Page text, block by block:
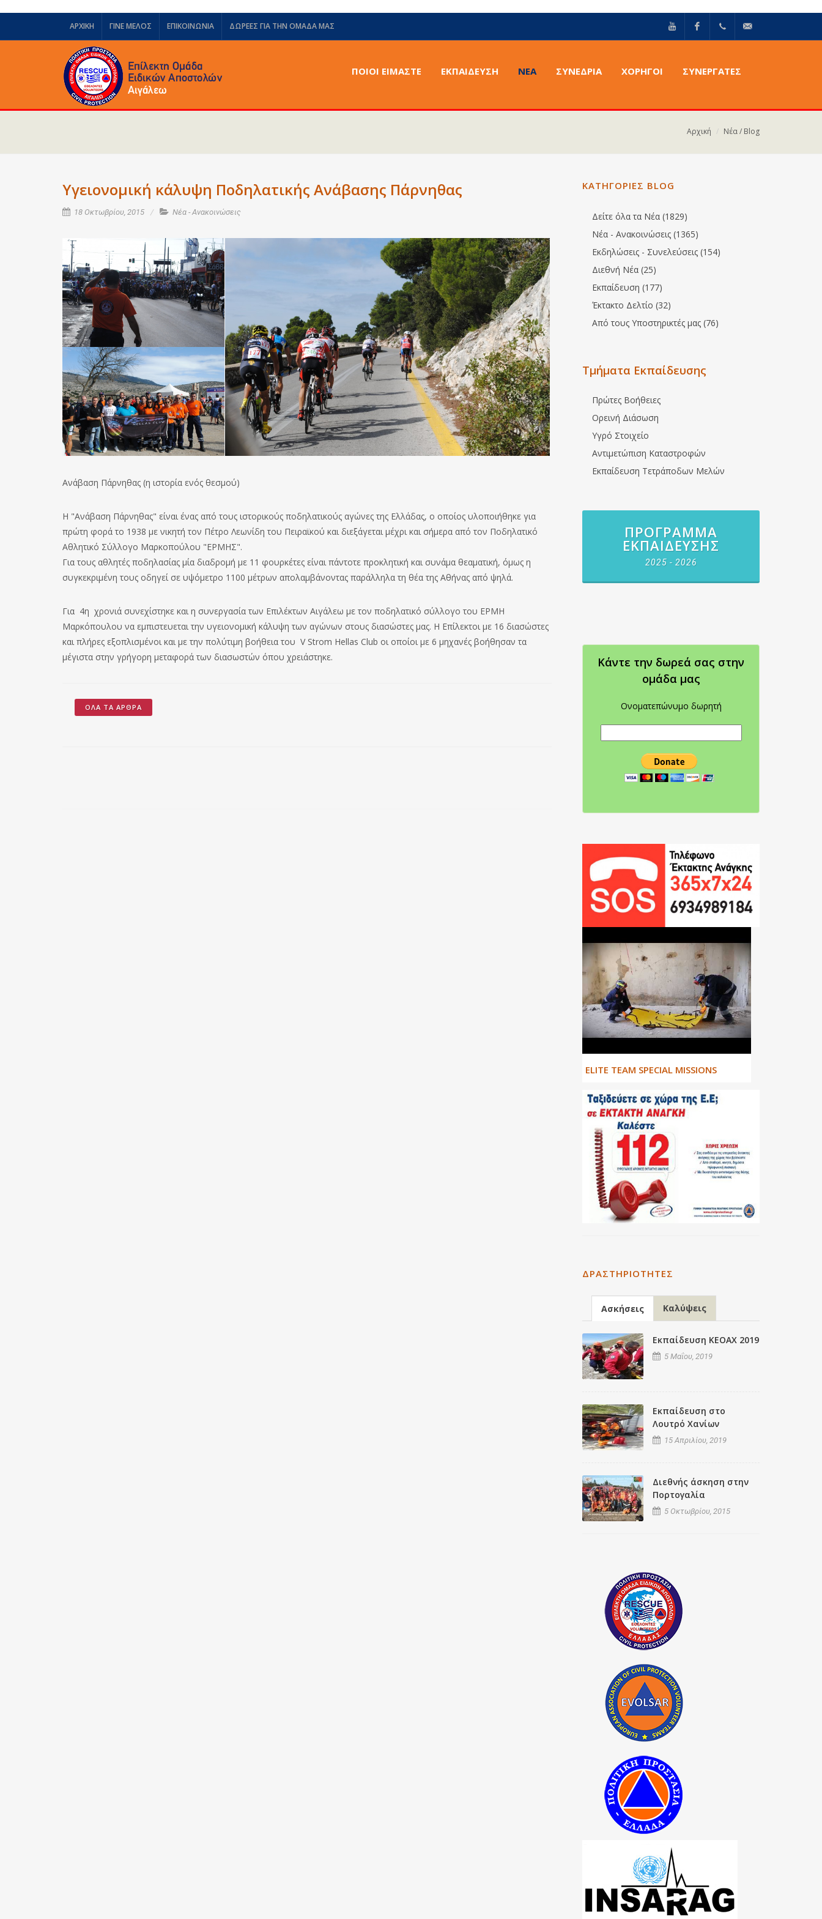
ΑΡΧΙΚΗ ΓΙΝΕ ΜΕΛΟΣ ΕΠΙΚΟΙΝΩΝΙΑ ΔΩΡΕΈΣ ΓΙΑ ΤΗΝ ΟΜΆΔΑ ΜΑΣ
ΠΟΙΟΙ ΕΙΜΑΣΤΕ ΕΚΠΑΙΔΕΥΣΗ ΝΈΑ ΣΥΝΈΔΡΙΑ ΧΟΡΗΓΟΙ ΣΥΝΕΡΓΑΤΕΣ
Αρχική Νέα / Blog
Υγειονομική κάλυψη Ποδηλατικής Ανάβασης Πάρνηθας
18 Οκτωβρίου, 2015 Νέα - Ανακοινώσεις
Ανάβαση Πάρνηθας (η ιστορία ενός θεσμού)
Η "Ανάβαση Πάρνηθας" είναι ένας από τους ιστορικούς ποδηλατικούς αγώνες της Ελλάδας, ο οποίος υλοποιήθηκε για
πρώτη φορά το 1938 με νικητή τον Πέτρο Λεωνίδη του Πειραϊκού και διεξάγεται μέχρι και σήμερα από τον Ποδηλατικό
Αθλητικό Σύλλογο Μαρκοπούλου "ΕΡΜΗΣ".
Για τους αθλητές ποδηλασίας μία διαδρομή με 11 φουρκέτες είναι πάντοτε προκλητική και συνάμα θεαματική, όμως η
συγκεκριμένη τους οδηγεί σε υψόμετρο 1100 μέτρων απολαμβάνοντας παράλληλα τη θέα της Αθήνας από ψηλά.
Για 4η χρονιά συνεχίστηκε και η συνεργασία των Επιλέκτων Αιγάλεω με τον ποδηλατικό σύλλογο του ΕΡΜΗ
Μαρκόπουλου να εμπιστευεται την υγειονομική κάλυψη των αγώνων στους διασώστες μας. Η Επίλεκτοι με 16 διασώστες
και πλήρες εξοπλισμένοι και με την πολύτιμη βοήθεια του V Strom Hellas Club οι οποίοι με 6 μηχανές βοήθησαν τα
μέγιστα στην γρήγορη μεταφορά των διασωστών όπου χρειάστηκε.
ΌΛΑ ΤΑ ΆΡΘΡΑ
ΚΑΤΗΓΟΡΙΕΣ BLOG
Δείτε όλα τα Νέα (1829)
Νέα - Ανακοινώσεις (1365)
Εκδηλώσεις - Συνελεύσεις (154)
Διεθνή Νέα (25)
Εκπαίδευση (177)
Έκτακτο Δελτίο (32)
Από τους Υποστηρικτές μας (76)
Τμήματα Εκπαίδευσης
Πρώτες Βοήθειες
Ορεινή Διάσωση
Υγρό Στοιχείο
Αντιμετώπιση Καταστροφών
Εκπαίδευση Τετράποδων Μελών
ΠΡΌΓΡΑΜΜΑ
ΕΚΠΑΊΔΕΥΣΗΣ
2025 - 2026
Κάντε την δωρεά σας στην
oμάδα μας
Ονοματεπώνυμο δωρητή
ΕLITE TEAM SPECIAL MISSIONS
ΔΡΑΣΤΗΡΙΌΤΗΤΕΣ
Ασκήσεις Καλύψεις
Εκπαίδευση ΚΕΟΑΧ 2019
5 Μαΐου, 2019
Εκπαίδευση στο
Λουτρό Χανίων
15 Απριλίου, 2019
Διεθνής άσκηση στην
Πορτογαλία
5 Οκτωβρίου, 2015